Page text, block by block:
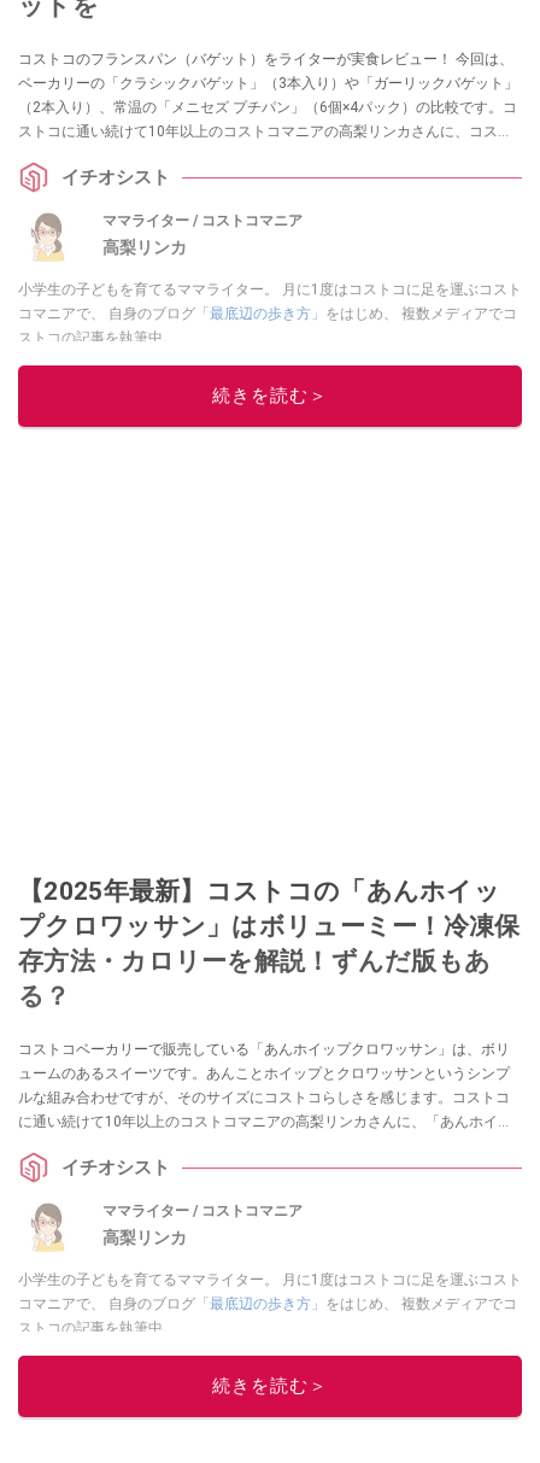
コストコのフランスパン（バゲット）をライターが実食レビュー！ 今回は、
ベーカリーの「クラシックバゲット」（3本入り）や「ガーリックバゲット」
（2本入り）、常温の「メニセズ プチパン」（6個×4パック）の比較です。コ
ストコに通い続けて10年以上のコストコマニアの高梨リンカさんに、コスト
うかがいました。ぜひ、お買い物やアレンジレシピの参考にしてください
イチオシスト
ママライター / コストコマニア
高梨リンカ
小学生の子どもを育てるママライター。 月に1度はコストコに足を運ぶコスト
コマニアで、 自身のブログ 「最底辺の歩き方」 をはじめ、 複数メディアでコ
ストコの記事を執筆中。
このイチオシストの他の記事を読む
続きを読む＞
【2025年最新】コストコの「あんホイッ
プクロワッサン」はボリューミー！冷凍保
存方法・カロリーを解説！ずんだ版もあ
る？
コストコベーカリーで販売している「あんホイップクロワッサン」は、ボリ
ュームのあるスイーツです。あんことホイップとクロワッサンというシンプ
ルな組み合わせですが、そのサイズにコストコらしさを感じます。コストコ
に通い続けて10年以上のコストコマニアの高梨リンカさんに、「あんホイッ
再販は？」や「冷凍できる？」、「カロリーが気になる……」という方に向け
てくれています！
イチオシスト
ママライター / コストコマニア
高梨リンカ
小学生の子どもを育てるママライター。 月に1度はコストコに足を運ぶコスト
コマニアで、 自身のブログ 「最底辺の歩き方」 をはじめ、 複数メディアでコ
ストコの記事を執筆中。
このイチオシストの他の記事を読む
続きを読む＞